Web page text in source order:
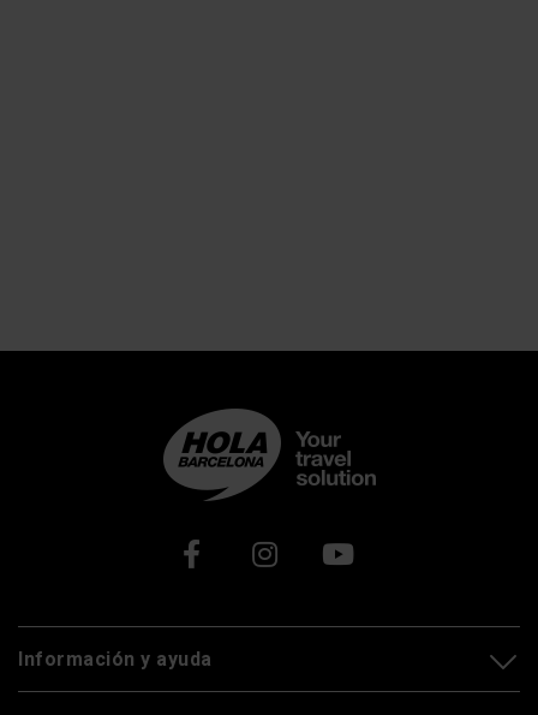
Xarxes socials
Información y ayuda